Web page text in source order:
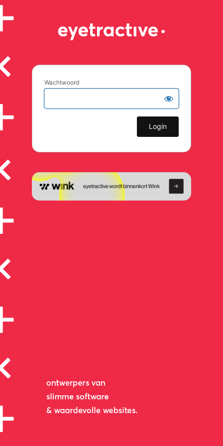
Wachtwoord